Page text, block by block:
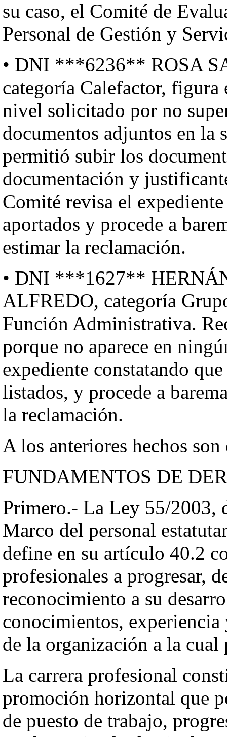
su caso, el Comité de
Personal de Gestión y
• DNI ***6236** ROSA
categoría Calefactor,
nivel solicitado por no
documentos adjuntos en la
permitió subir los
documentación y
Comité revisa el
aportados y procede a
estimar la reclamación.
• DNI ***1627**
ALFREDO, categoría
Función Administrativa.
porque no aparece en
expediente constatando
listados, y procede a
la reclamación.
A los anteriores hechos
FUNDAMENTOS DE
Primero.- La Ley 55/2003,
Marco del personal
define en su artículo 40.2
profesionales a progresar,
reconocimiento a su
conocimientos,
de la organización a la cual
La carrera profesional
promoción horizontal que
de puesto de trabajo,